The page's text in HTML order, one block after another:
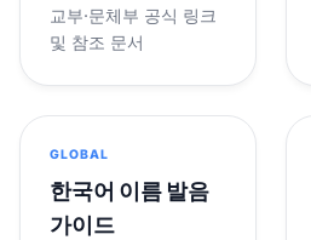
교부·문체부 공식 링크
및 참조 문서
GLOBAL
한국어 이름 발음
가이드